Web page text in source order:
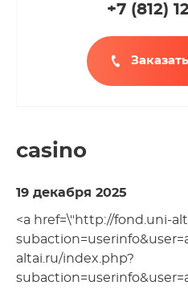
+7 (812)
casino
19 декабря 2025
<a href=\"http://fond.uni-
altai.ru/index.php?